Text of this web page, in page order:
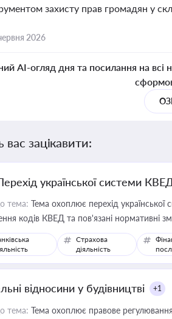
захисту прав громадян у
2026
AI-огляд дня та посилання на всі
зацікавити:
української системи
тема: Тема охоплює перехід української
кодів КВЕД та пов'язані нормативні
Страхова
діяльність
відносини у будівництві +1
тема: Тема охоплює правове регулювання